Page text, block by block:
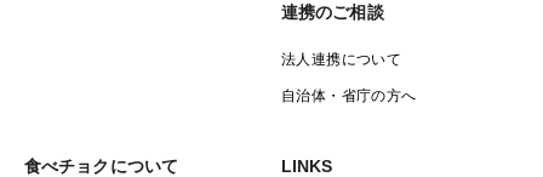
連携のご相談
法人連携について
自治体・省庁の方へ
食べチョクについて LINKS